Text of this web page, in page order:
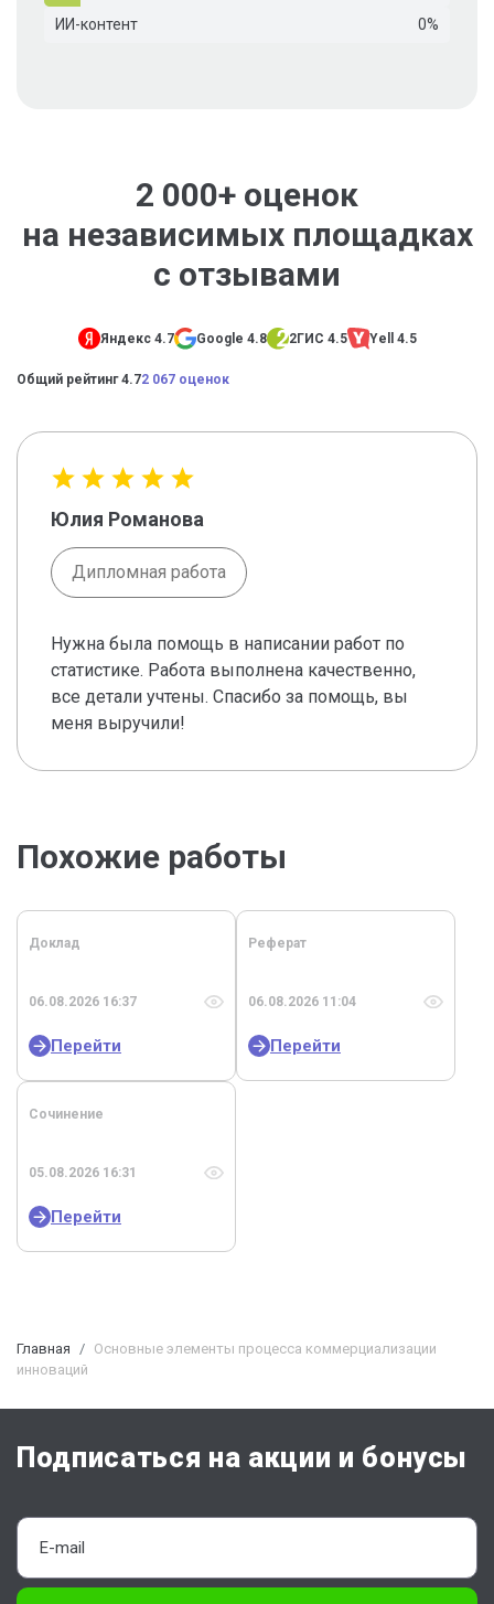
ИИ-контент 0%
2 000+ оценок
на независимых площадках
с отзывами
Яндекс 4.7 Google 4.8 2ГИС 4.5 Yell 4.5
Общий рейтинг 4.72 067 оценок
Юлия Романова
Дипломная работа
Нужна была помощь в написании работ по
статистике. Работа выполнена качественно,
все детали учтены. Спасибо за помощь, вы
меня выручили!
Похожие работы
Доклад
06.08.2026 16:37
Перейти
Реферат
06.08.2026 11:04
Перейти
Сочинение
05.08.2026 16:31
Перейти
Главная
Основные элементы процесса коммерциализации
инноваций
Подписаться на акции и бонусы